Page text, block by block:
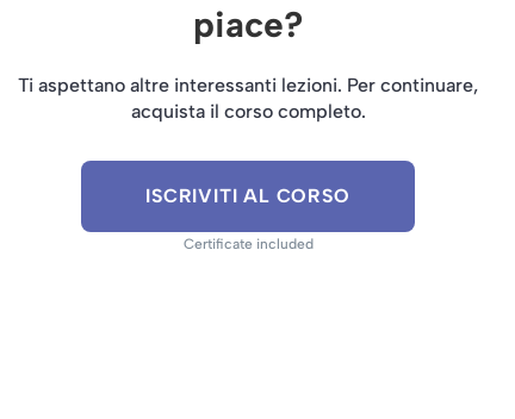
piace?
Ti aspettano altre interessanti lezioni. Per continuare,
acquista il corso completo.
ISCRIVITI AL CORSO
Certificate included